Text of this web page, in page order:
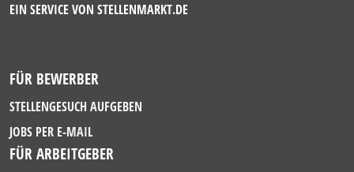
EIN SERVICE VON STELLENMARKT.DE
FÜR BEWERBER
STELLENGESUCH AUFGEBEN
JOBS PER E-MAIL
FÜR ARBEITGEBER